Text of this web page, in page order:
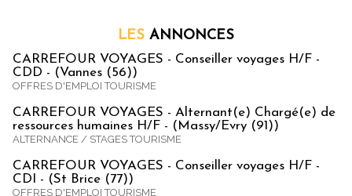
LES ANNONCES
CARREFOUR VOYAGES - Conseiller voyages H/F -
CDD - (Vannes (56))
OFFRES D'EMPLOI TOURISME
CARREFOUR VOYAGES - Alternant(e) Chargé(e) de
ressources humaines H/F - (Massy/Evry (91))
ALTERNANCE / STAGES TOURISME
CARREFOUR VOYAGES - Conseiller voyages H/F -
CDI - (St Brice (77))
OFFRES D'EMPLOI TOURISME